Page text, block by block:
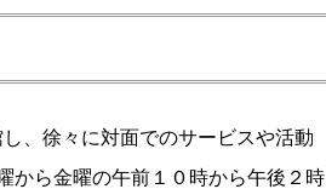
、徐々に対面でのサービスや活動
から金曜の午前１０時から午後２時